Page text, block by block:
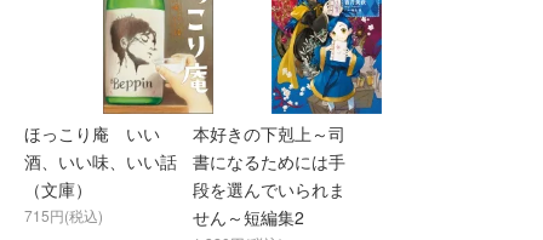
ほっこり庵 いい
酒、いい味、いい話
（文庫）
715円(税込)
本好きの下剋上～司
書になるためには手
段を選んでいられま
せん～短編集2